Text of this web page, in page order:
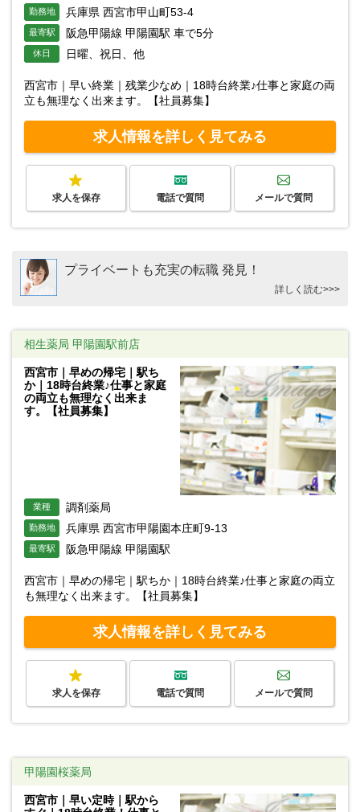
勤務地 兵庫県 西宮市甲山町53-4
最寄駅 阪急甲陽線 甲陽園駅 車で5分
休日 日曜、祝日、他
西宮市｜早い終業｜残業少なめ｜18時台終業♪仕事と家庭の両
立も無理なく出来ます。【社員募集】
求人情報を詳しく見てみる
求人を保存 電話で質問 メールで質問
プライベートも充実の転職 発見！
詳しく読む>>>
相生薬局 甲陽園駅前店
西宮市｜早めの帰宅｜駅ち
か｜18時台終業♪仕事と家庭
の両立も無理なく出来ま
す。【社員募集】
業種 調剤薬局
勤務地 兵庫県 西宮市甲陽園本庄町9-13
最寄駅 阪急甲陽線 甲陽園駅
西宮市｜早めの帰宅｜駅ちか｜18時台終業♪仕事と家庭の両立
も無理なく出来ます。【社員募集】
求人情報を詳しく見てみる
求人を保存 電話で質問 メールで質問
甲陽園桜薬局
西宮市｜早い定時｜駅から